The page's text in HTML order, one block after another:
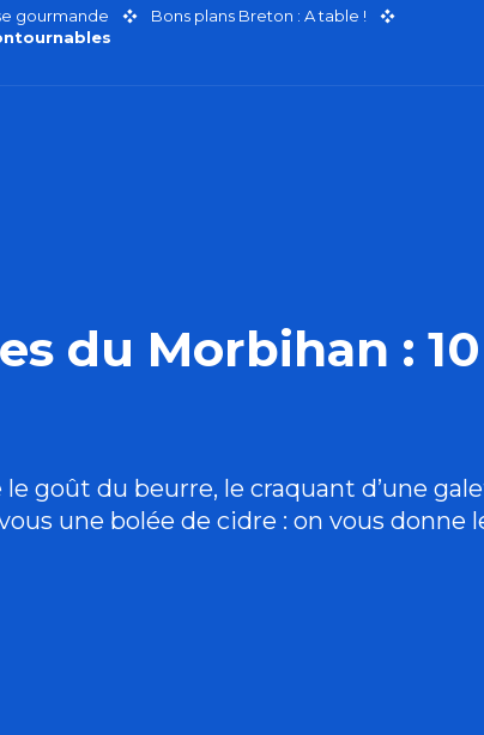
gourmande
Bons plans Breton : A table !
du Morbihan :
goût du beurre, le craquant d’une
une bolée de cidre : on vous donne